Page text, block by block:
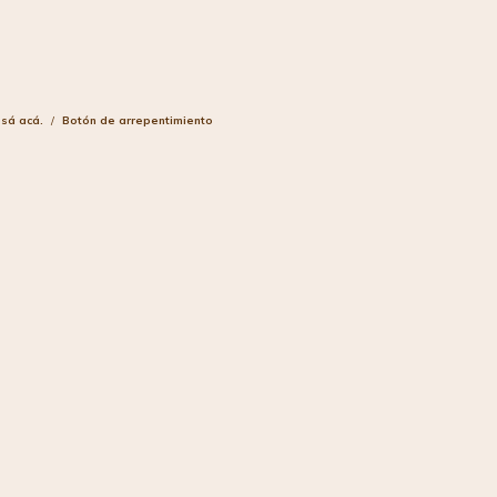
acá. / Botón de arrepentimiento